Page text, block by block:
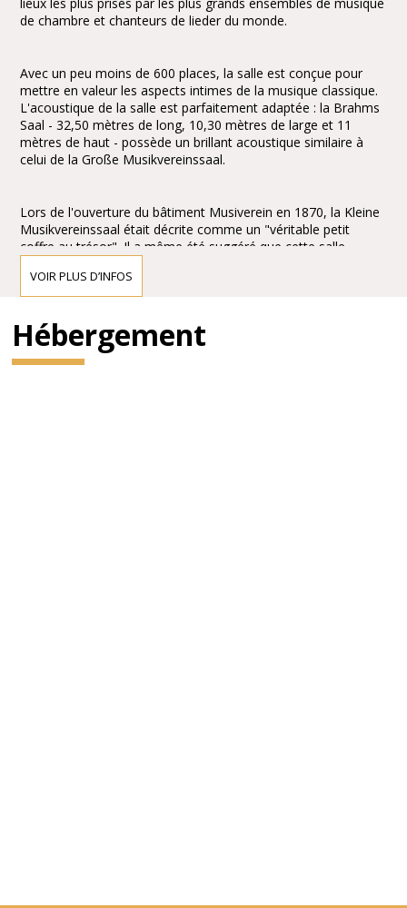
de chambre et chanteurs de lieder du monde.
Avec un peu moins de 600 places, la salle est conçue pour
mettre en valeur les aspects intimes de la musique classique.
L'acoustique de la salle est parfaitement adaptée : la Brahms
Saal - 32,50 mètres de long, 10,30 mètres de large et 11
mètres de haut - possède un brillant acoustique similaire à
celui de la Große Musikvereinssaal.
Lors de l'ouverture du bâtiment Musiverein en 1870, la Kleine
Musikvereinssaal était décrite comme un "véritable petit
coffre au trésor". Il a même été suggéré que cette salle
Musikvereinssaal : "On pourrait même souhaiter décerner le
prix à cette salle pour son calme et sa simple grandeur". Il est
Brahms Saal a créé un chef-d'œuvre architectonique de la
période de l'historicisme. Son engagement en faveur de la
"Renaissance grecque", évident dans les allusions au Hellas
VOIR PLUS D’INFOS
Hébergement